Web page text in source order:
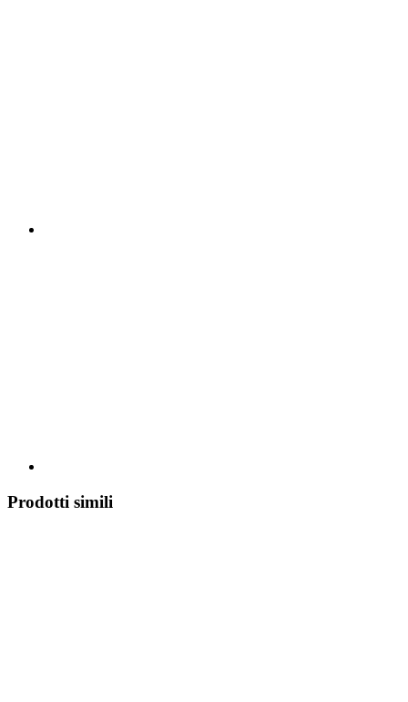
Prodotti simili